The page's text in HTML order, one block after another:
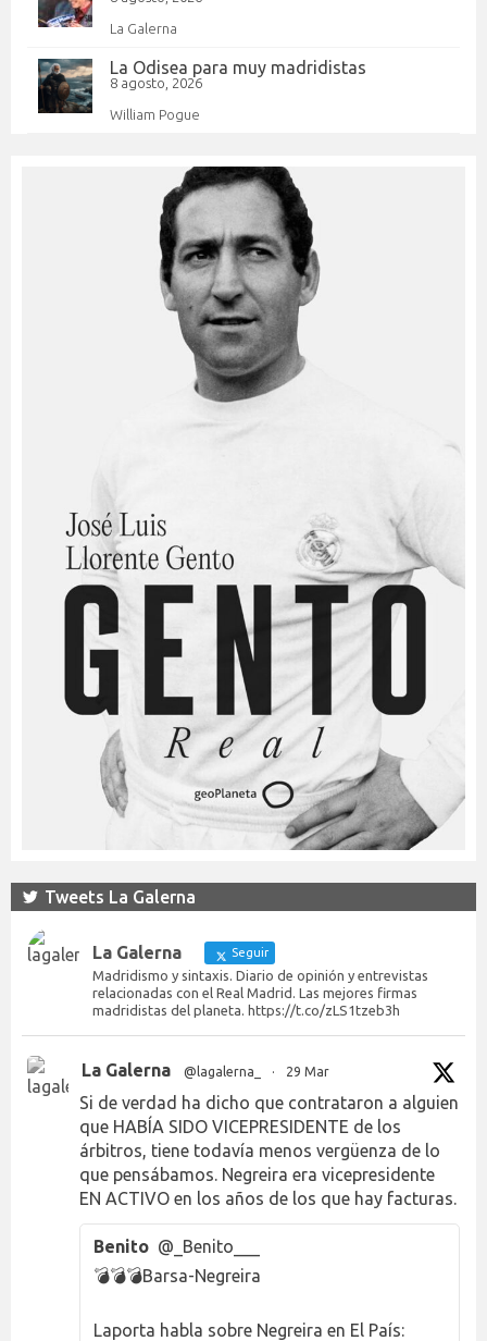
La Galerna
La Odisea para muy madridistas
8 agosto, 2026
William Pogue
Tweets La Galerna
La Galerna Seguir
Madridismo y sintaxis. Diario de opinión y entrevistas
relacionadas con el Real Madrid. Las mejores firmas
madridistas del planeta. https://t.co/zLS1tzeb3h
La Galerna @lagalerna_ · 29 Mar
Si de verdad ha dicho que contrataron a alguien
que HABÍA SIDO VICEPRESIDENTE de los
árbitros, tiene todavía menos vergüenza de lo
que pensábamos. Negreira era vicepresidente
EN ACTIVO en los años de los que hay facturas.
Benito @_Benito___
💣💣💣Barsa-Negreira
Laporta habla sobre Negreira en El País: